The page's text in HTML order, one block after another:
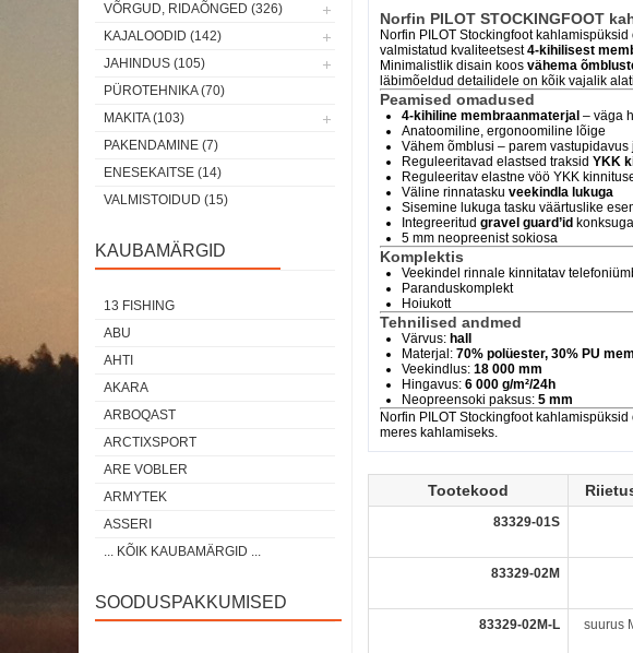
VÕRGUD, RIDAÕNGED (326)
KAJALOODID (142)
JAHINDUS (105)
PÜROTEHNIKA (70)
MAKITA (103)
PAKENDAMINE (7)
ENESEKAITSE (14)
VALMISTOIDUD (15)
KAUBAMÄRGID
13 FISHING
ABU
AHTI
AKARA
ARBOQAST
ARCTIXSPORT
ARE VOBLER
ARMYTEK
ASSERI
... KÕIK KAUBAMÄRGID ...
SOODUSPAKKUMISED
Norfin PILOT STOCKINGFOOT
Norfin PILOT Stockingfoot
valmistatud kvaliteetsest4-kihilisest
Minimalistlik disain koos vähema
läbimõeldud detailidele on kõik vajalik
Peamised omadused
4-kihiline membraanmaterjal – väga
Anatoomiline, ergonoomiline lõige
Vähem õmblusi – parem
Reguleeritavad elastsed traksid YKK
Reguleeritav elastne vöö YKK
Väline rinnatasku veekindla lukuga
Sisemine lukuga tasku väärtuslike
Integreeritud gravel guard’id
5 mm neopreenist sokiosa
Komplektis
Veekindel rinnale kinnitatav
Paranduskomplekt
Hoiukott
Tehnilised andmed
Värvus: hall
Materjal: 70% polüester, 30% PU
Veekindlus: 18 000 mm
Hingavus: 6 000 g/m²/24h
Neopreensoki paksus: 5 mm
Norfin PILOT Stockingfoot
meres kahlamiseks.
Tootekood
83329-01S
83329-02M
83329-02M-L suurus